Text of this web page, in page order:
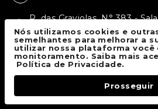
R. das Graviolas, N° 383 -
Sinop - MT, 78550-136
Canto a Canto
Todos os direitos
Nós utilizamos cookies e
semelhantes para melhorar a
utilizar nossa plataforma você
monitoramento. Saiba mais
Política de Privacidade.
Prosseguir